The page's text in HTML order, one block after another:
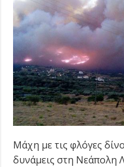
Μάχη με τις φλόγες
δυνάμεις στη Νεάπολη